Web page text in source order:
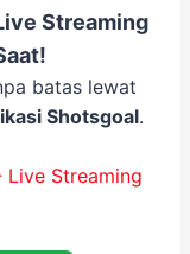
Streaming
batas lewat
Shotsgoal.